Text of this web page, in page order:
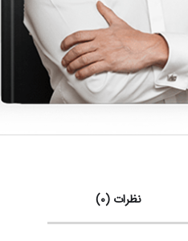
نظرات (0)